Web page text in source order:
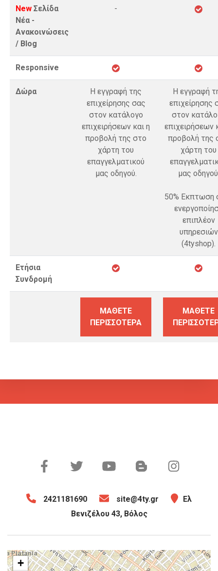
New Σελίδα
Νέα -
Ανακοινώσεις
/ Blog
-
Responsive
Δώρα
Η εγγραφή της
επιχείρησης σας
στον κατάλογο
επιχειρήσεων και η
προβολή της στο
χάρτη του
επαγγελματικού
μας οδηγού.
Η εγγραφή
επιχείρησης
στον
επιχειρήσεων
προβολή της
χάρτη του
μας
50% Εκπτωση
επιπλέον
υπηρεσιών
(4tyshop).
Ετήσια
Συνδρομή
ΜΆΘΕΤΕ
ΠΕΡΙΣΣΌΤΕΡΑ
ΜΆΘΕΤΕ
+
2421181690 site@4ty.gr
Ελ
Βενιζέλου 43, Βόλος